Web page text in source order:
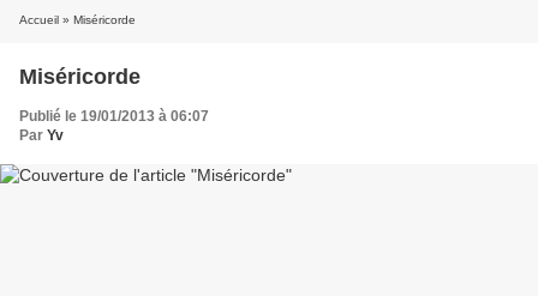
Accueil » Miséricorde
Miséricorde
Publié le 19/01/2013 à 06:07
Par Yv